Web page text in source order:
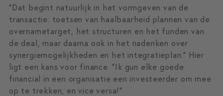
“Dat begint natuurlijk in het vormgeven van de
transactie: toetsen van haalbaarheid plannen van de
overnametarget, het structuren en het funden van
de deal, maar daarna ook in het nadenken over
synergiemogelijkheden en het integratieplan.” Hier
ligt een kans voor finance. “Ik gun elke goede
financial in een organisatie een investeerder om mee
op te trekken, en vice versa!”